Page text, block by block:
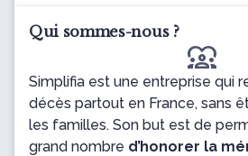
Qui sommes-nous ?
diversity_1
Simplifia est une entreprise qui
décès partout en France, sans
les familles. Son but est de
grand nombre d’honorer la